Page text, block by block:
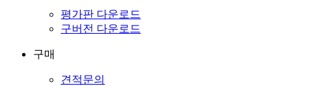
평가판 다운로드
구버전 다운로드
구매
견적문의